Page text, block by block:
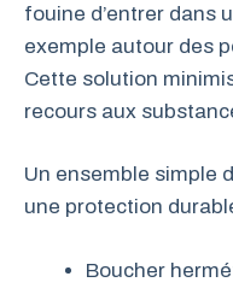
fouine d’entrer dans
exemple autour des
Cette solution
recours aux
Un ensemble simple
une protection
Boucher